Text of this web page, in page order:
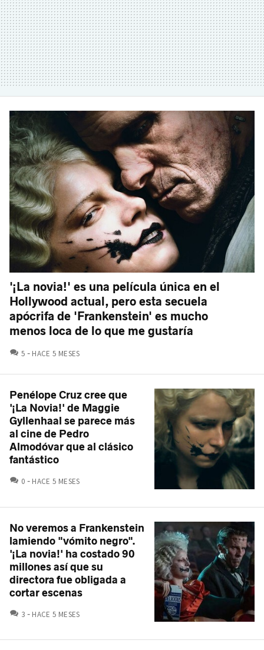
'¡La novia!' es una película única en el
Hollywood actual, pero esta secuela
apócrifa de 'Frankenstein' es mucho
menos loca de lo que me gustaría
5 COMENTARIOS
HACE 5 MESES
Penélope Cruz cree que
'¡La Novia!' de Maggie
Gyllenhaal se parece más
al cine de Pedro
Almodóvar que al clásico
fantástico
0 COMENTARIOS
HACE 5 MESES
No veremos a Frankenstein
lamiendo "vómito negro".
'¡La novia!' ha costado 90
millones así que su
directora fue obligada a
cortar escenas
3 COMENTARIOS
HACE 5 MESES